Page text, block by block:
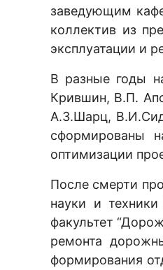
заведующим
коллектив из
эксплуатации и
В разные годы
Крившин, В.П.
А.З.Шарц,
сформированы
оптимизации
После смерти
науки и
факультет
ремонта
формирования